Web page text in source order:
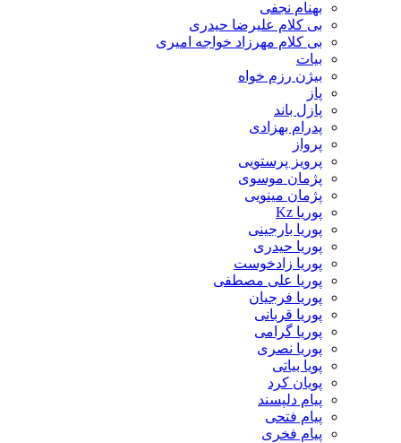
بهنام نجفی
بی کلام علیرضا حیدری
بی کلام مهرزاد خواجه امیری
بیات
بیژن رزم خواه
پاز
پازل باند
پدرام بهزادی
پرواز
پرویز پرستویی
پژمان موسوی
پژمان مینویی
پوریا Kz
پوریا بارجینی
پوریا حیدری
پوریا زادخوست
پوریا علی مصطفی
پوریا فرجیان
پوریا قربانی
پوریا گرامی
پوریا نصری
پویا بیاتی
پویان کرد
پیام دلپسند
پیام فتحی
پیام فخری